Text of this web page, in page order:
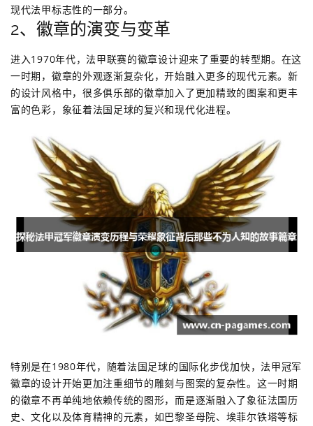
现代法甲标志性的一部分。
2、徽章的演变与变革
进入1970年代，法甲联赛的徽章设计迎来了重要的转型期。在这
一时期，徽章的外观逐渐复杂化，开始融入更多的现代元素。新
的设计风格中，很多俱乐部的徽章加入了更加精致的图案和更丰
富的色彩，象征着法国足球的复兴和现代化进程。
特别是在1980年代，随着法国足球的国际化步伐加快，法甲冠军
徽章的设计开始更加注重细节的雕刻与图案的复杂性。这一时期
的徽章不再单纯地依赖传统的图形，而是逐渐融入了象征法国历
史、文化以及体育精神的元素，如巴黎圣母院、埃菲尔铁塔等标